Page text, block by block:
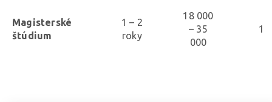
Magisterské
štúdium
1 – 2
roky
18 000
– 35
000
1